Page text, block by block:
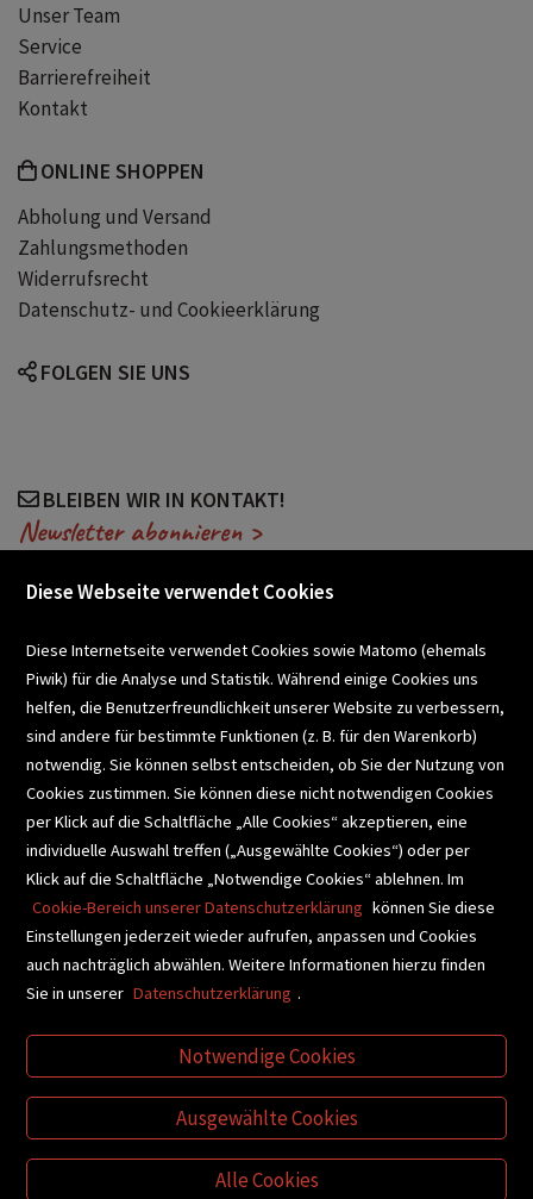
für Jungen
Beschäftigung
Geschenk
Lesen
Unser Team
Service
Barrierefreiheit
Kontakt
ONLINE SHOPPEN
Abholung und Versand
Zahlungsmethoden
Widerrufsrecht
Datenschutz- und Cookieerklärung
FOLGEN SIE UNS
BLEIBEN WIR IN KONTAKT!
Newsletter abonnieren >
SCHULBUCHSERVICE
BUCHEMPFEHLUNGEN
BIBLIOTHEKSSERVICE
VIDEO-TIPPS
VERTRAG WIDERRUFEN
Diese Webseite verwendet Cookies
Diese Internetseite verwendet Cookies sowie Matomo (ehemals
Piwik) für die Analyse und Statistik. Während einige Cookies uns
helfen, die Benutzerfreundlichkeit unserer Website zu verbessern,
sind andere für bestimmte Funktionen (z. B. für den Warenkorb)
notwendig. Sie können selbst entscheiden, ob Sie der Nutzung von
Cookies zustimmen. Sie können diese nicht notwendigen Cookies
per Klick auf die Schaltfläche „Alle Cookies“ akzeptieren, eine
individuelle Auswahl treffen („Ausgewählte Cookies“) oder per
Klick auf die Schaltfläche „Notwendige Cookies“ ablehnen. Im
Cookie-Bereich unserer Datenschutzerklärung können Sie diese
Einstellungen jederzeit wieder aufrufen, anpassen und Cookies
auch nachträglich abwählen. Weitere Informationen hierzu finden
Sie in unserer Datenschutzerklärung .
Notwendige Cookies
Ausgewählte Cookies
Alle Cookies